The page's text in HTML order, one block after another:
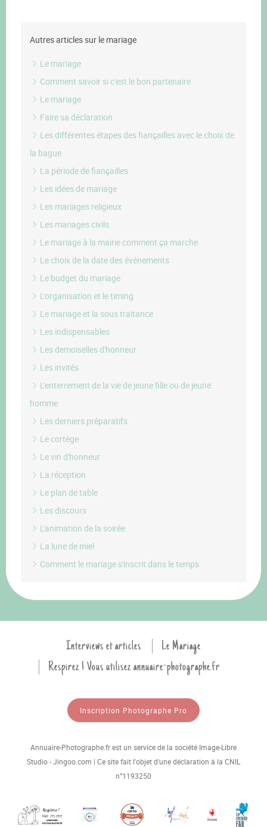
Autres articles sur le mariage
Le mariage
Comment savoir si c'est le bon partenaire
Le mariage
Faire sa déclaration
Les différentes étapes des fiançailles avec le choix de
la bague
La période de fiançailles
Les idées de mariage
Les mariages religieux
Les mariages civils
Le mariage à la mairie comment ça marche
Le choix de la date des événements
Le budget du mariage
L'organisation et le timing
Le mariage et la sous traitance
Les indispensables
Les demoiselles d'honneur
Les invités
L'enterrement de la vie de jeune fille ou de jeune
homme
Les derniers préparatifs
Le cortège
Le vin d'honneur
La réception
Le plan de table
Les discours
L'animation de la soirée
La lune de miel
Comment le mariage s'inscrit dans le temps
Interviews et articles
Le Mariage
Respirez ! Vous utilisez annuaire-photographe.fr
Inscription Photographe Pro
Annuaire-Photographe.fr est un service de la société Image-Libre
Studio - Jingoo.com | Ce site fait l'objet d'une déclaration à la CNIL
n°1193250